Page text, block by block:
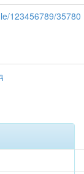
123456789/35780